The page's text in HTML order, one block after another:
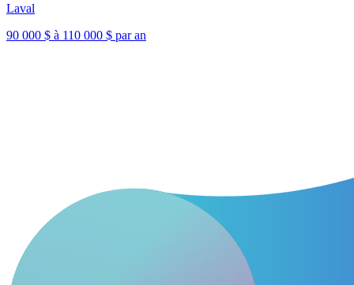
Laval
90 000 $ à 110 000 $ par an